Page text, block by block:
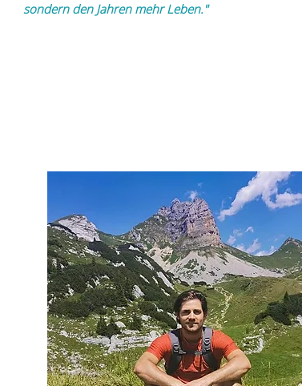
sondern den Jahren mehr Leben."